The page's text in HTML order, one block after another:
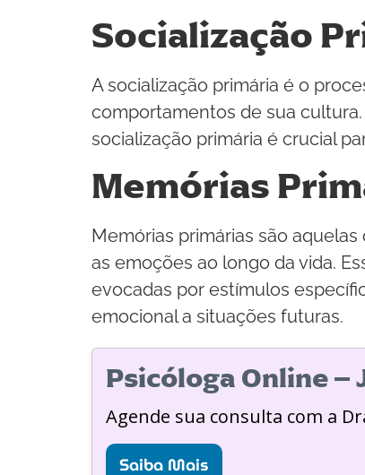
Socialização
A socialização primária é o
comportamentos de sua
socialização primária é crucial
Memórias
Memórias primárias são
as emoções ao longo da vida.
evocadas por estímulos
emocional a situações futuras.
Psicóloga Online –
Agende sua consulta com a
Saiba Mais